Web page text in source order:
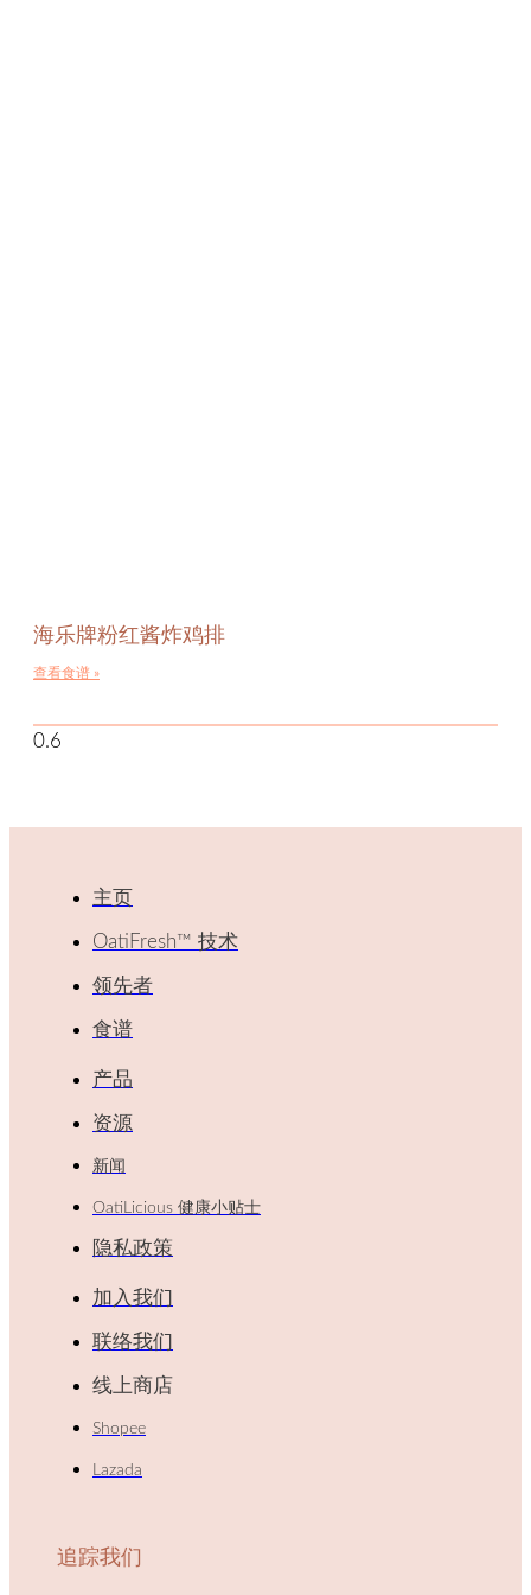
海乐牌粉红酱炸鸡排
查看食谱 »
主页
OatiFresh™ 技术
领先者
食谱
产品
资源
新闻
OatiLicious 健康小贴士
隐私政策
加入我们
联络我们
线上商店
Shopee
Lazada
追踪我们